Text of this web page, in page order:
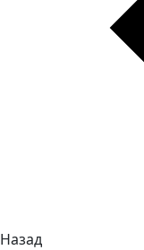
Назад